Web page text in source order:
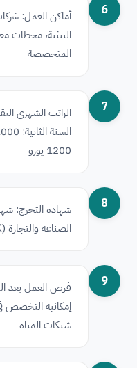
6
أماكن العمل:
البيئية، محطات
المتخصصة
7
1200 يورو
8
شهادة التخرج:
الصناعة والتجارة (IHK)
9
فرص العمل بعد
إمكانية التخصص
شبكات المياه